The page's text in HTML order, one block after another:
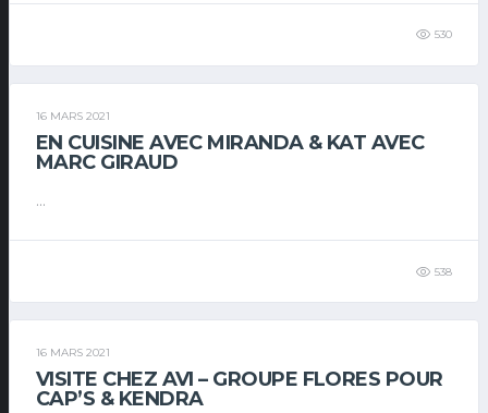
530
16 MARS 2021
EN CUISINE AVEC MIRANDA & KAT AVEC
MARC GIRAUD
...
538
16 MARS 2021
VISITE CHEZ AVI – GROUPE FLORES POUR
CAP’S & KENDRA